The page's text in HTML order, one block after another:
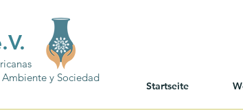
y Sociedad
Startseite